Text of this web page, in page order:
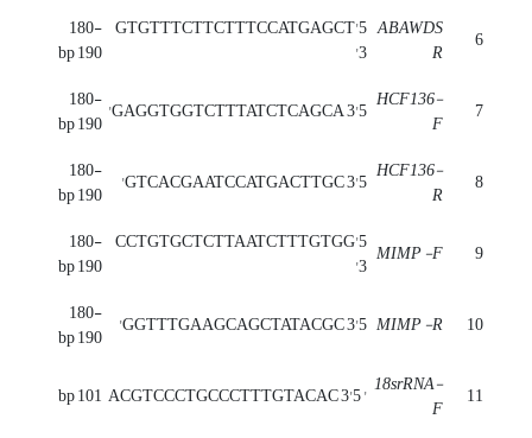
6
ABAWDS
R
5'GTGTTTCTTCTTTCCATGAGCT
3'
180-
190 bp
7
HCF136-
F
5'GAGGTGGTCTTTATCTCAGCA 3'
180-
190 bp
8
HCF136-
R
5'GTCACGAATCCATGACTTGC 3'
180-
190 bp
9
MIMP-F
5'CCTGTGCTCTTAATCTTTGTGG
3'
180-
190 bp
10
MIMP-R
5'GGTTTGAAGCAGCTATACGC 3'
180-
190 bp
11
18srRNA-
F
' ACGTCCCTGCCCTTTGTACAC 3'5
101 bp